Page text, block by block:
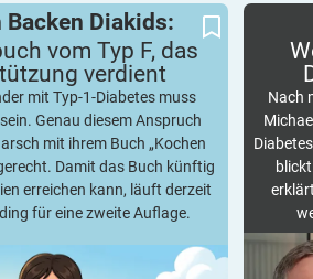
Backen Diakids:
Typ F, das Unterstützung
verdient
Backen Diakids:
vom Typ F, das
verdient
mit Typ-1-Diabetes muss
Genau diesem Anspruch
mit ihrem Buch „Kochen
Damit das Buch künftig
erreichen kann, läuft derzeit
für eine zweite Auflage.
Nach